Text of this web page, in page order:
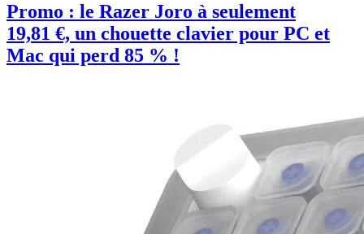
Promo : le Razer Joro à seulement
19,81 €, un chouette clavier pour PC et
Mac qui perd 85 % !